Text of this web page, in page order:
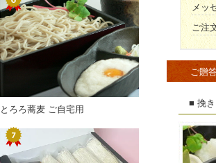
メッ
ご注
ご贈
■ 挽
とろろ蕎麦 ご自宅用